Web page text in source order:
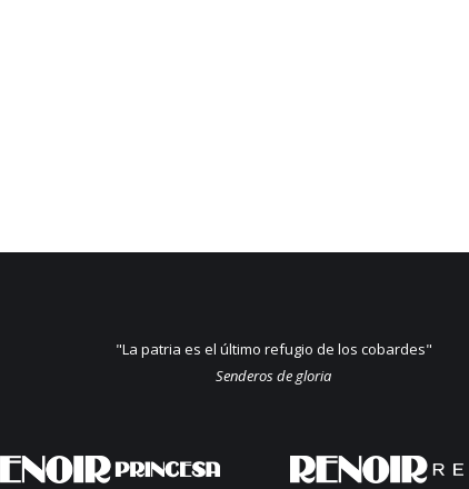
"La patria es el último refugio de los cobardes"
Senderos de gloria